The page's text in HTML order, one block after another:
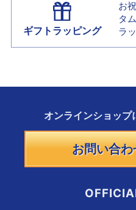
ギフトラッピング
お
タ
ラ
オンラインショップ
お問い合